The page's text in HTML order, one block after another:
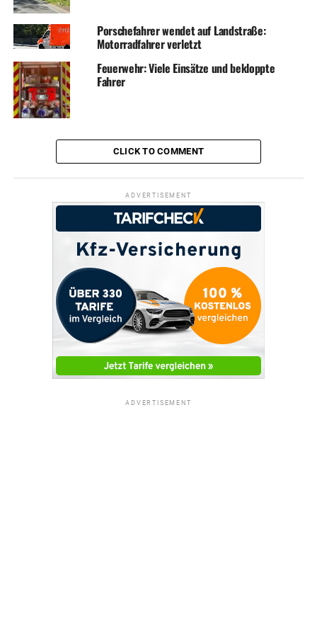
Porschefahrer wendet auf Landstraße:
Motorradfahrer verletzt
Feuerwehr: Viele Einsätze und bekloppte
Fahrer
CLICK TO COMMENT
ADVERTISEMENT
ADVERTISEMENT